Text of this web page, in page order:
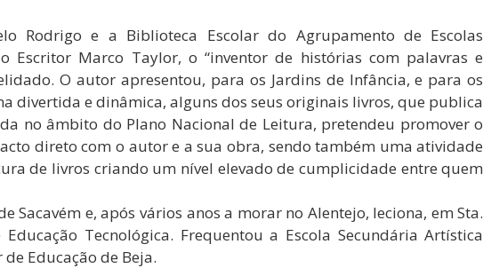
Rodrigo e a Biblioteca Escolar do Agrupamento de Escolas
Escritor Marco Taylor, o “inventor de histórias com palavras e
O autor apresentou, para os Jardins de Infância, e para os
divertida e dinâmica, alguns dos seus originais livros, que publica
no âmbito do Plano Nacional de Leitura, pretendeu promover o
direto com o autor e a sua obra, sendo também uma atividade
de livros criando um nível elevado de cumplicidade entre quem
Sacavém e, após vários anos a morar no Alentejo, leciona, em Sta.
Tecnológica. Frequentou a Escola Secundária Artística
Educação de Beja.